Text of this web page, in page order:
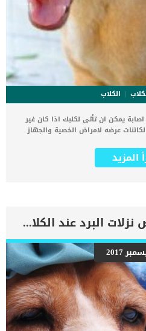
الكلاب
يمكن ان تأتى لكلبك اذا كان غير
عرضه لامراض الخصية والجهاز
هو التواء أحد الخصيتين أو كليهما
هذه الاصابة للكلب فقدان القدرة
من الخصية والذي يخزن ويحمل
انه يتم تعليق الخصيتين داخل
الأنسجة والتى تعمل أيضًا على نقل
الخصية حول النسيج الضام فانها
عن ذلك الألم والتورم. الموضوع اكبر
بل يمكن ان تهدد حياة الكلب بشكل
من الاعراض سنقدمها لك فى هذا
البروستاتا جزئيا عند الكلاب ودوافعاها
الكامنة […]
المزيد
أنفلونزا الكلاب: أعراض نزلات البرد عند الكلاب وطرق العلاج